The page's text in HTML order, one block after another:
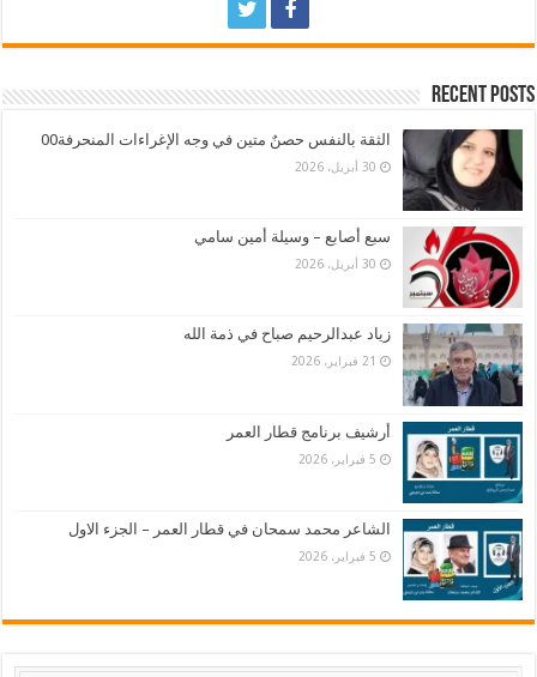
Recent Posts
الثقة بالنفس حصنٌ متين في وجه الإغراءات المنحرفة00
30 أبريل، 2026
سبع أصابع – وسيلة أمين سامي
30 أبريل، 2026
زياد عبدالرحيم صباح في ذمة الله
21 فبراير، 2026
أرشيف برنامج قطار العمر
5 فبراير، 2026
الشاعر محمد سمحان في قطار العمر – الجزء الاول
5 فبراير، 2026